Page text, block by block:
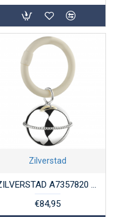
Zilverstad
ZILVERSTAD A7357820 VERZILVERDE RAMMELAAR BAL PARELRAND
€84,95